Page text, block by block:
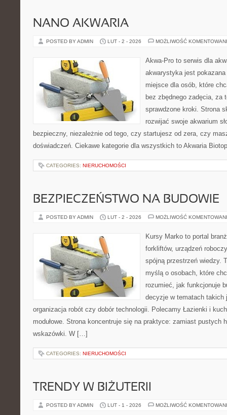
NANO AKWARIA
POSTED BY ADMIN LUT - 2 - 2026 MOŻLIWOŚĆ
Akwa-Pro to serwis dla
akwarystyka jest
miejsce dla osób, które
bez zbędnego zadęcia, za
sprawdzone kroki. Strona
rozwijać swoje akwarium
bezpieczny, niezależnie od tego, czy startujesz od zera, czy
doświadczeń. Ciekawe kategorie dla wszystkich to Akwaria
CATEGORIES: NIERUCHOMOŚCI
BEZPIECZEŃSTWO NA BUDOWIE
POSTED BY ADMIN LUT - 2 - 2026 MOŻLIWOŚĆ
Kursy Marko to portal
forkliftów, urządzeń
spójną przestrzeń wiedzy.
myślą o osobach, które
rozumieć, jak funkcjonuje
decyzje w tematach takich
organizacja robót czy dobór technologii. Polecamy Łazienki i
modułowe. Strona koncentruje się na praktyce: zamiast pustych
wskazówki. W […]
CATEGORIES: NIERUCHOMOŚCI
TRENDY W BIŻUTERII
POSTED BY ADMIN LUT - 1 - 2026 MOŻLIWOŚĆ